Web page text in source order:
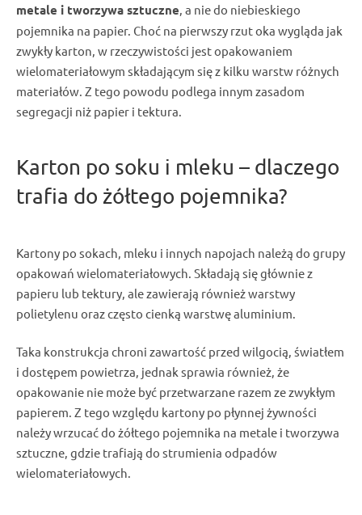
metale i tworzywa sztuczne, a nie do niebieskiego
pojemnika na papier. Choć na pierwszy rzut oka wygląda jak
zwykły karton, w rzeczywistości jest opakowaniem
wielomateriałowym składającym się z kilku warstw różnych
materiałów. Z tego powodu podlega innym zasadom
segregacji niż papier i tektura.
Karton po soku i mleku – dlaczego
trafia do żółtego pojemnika?
Kartony po sokach, mleku i innych napojach należą do grupy
opakowań wielomateriałowych. Składają się głównie z
papieru lub tektury, ale zawierają również warstwy
polietylenu oraz często cienką warstwę aluminium.
Taka konstrukcja chroni zawartość przed wilgocią, światłem
i dostępem powietrza, jednak sprawia również, że
opakowanie nie może być przetwarzane razem ze zwykłym
papierem. Z tego względu kartony po płynnej żywności
należy wrzucać do żółtego pojemnika na metale i tworzywa
sztuczne, gdzie trafiają do strumienia odpadów
wielomateriałowych.